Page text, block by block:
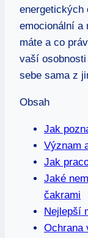
energetických
emocionální a
máte a co
vaší
sebe sama z
Obsah
Jak
Význam
Jak
Jaké
čakrami
Nejlepší
Ochrana